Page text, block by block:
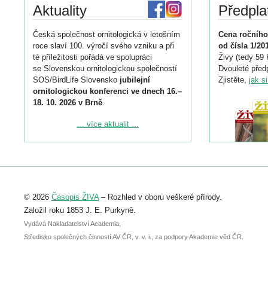
Aktuality
Česká společnost ornitologická v letošním
roce slaví 100. výročí svého vzniku a při
té příležitosti pořádá ve spolupráci
se Slovenskou ornitologickou společností
SOS/BirdLife Slovensko jubilejní
ornitologickou konferenci ve dnech 16.–
18. 10. 2026 v Brně.
Podrobnější informace ke konferenci
Registrovat se můžete do 6. září.
abstraktu přihlášené přednášky nebo
posteru je už 30. června.
... více aktualit ...
Cena
od čísla 1/
Živy (tedy 59
Dvouleté
Zjistěte, jak
© 2026 Časopis ŽIVA– Rozhled v oboru veškeré přírody.
Založil roku 1853 J. E. Purkyně.
Vydává Nakladatelství Academia,
Středisko společných činností AV ČR, v. v. i., za podpory Akademie věd ČR.